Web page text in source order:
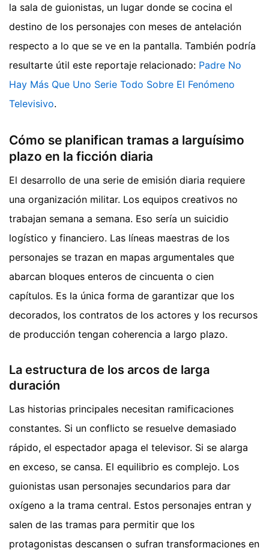
la sala de guionistas, un lugar donde se cocina el
destino de los personajes con meses de antelación
respecto a lo que se ve en la pantalla. También podría
resultarte útil este reportaje relacionado: Padre No
Hay Más Que Uno Serie Todo Sobre El Fenómeno
Televisivo.
Cómo se planifican tramas a larguísimo
plazo en la ficción diaria
El desarrollo de una serie de emisión diaria requiere
una organización militar. Los equipos creativos no
trabajan semana a semana. Eso sería un suicidio
logístico y financiero. Las líneas maestras de los
personajes se trazan en mapas argumentales que
abarcan bloques enteros de cincuenta o cien
capítulos. Es la única forma de garantizar que los
decorados, los contratos de los actores y los recursos
de producción tengan coherencia a largo plazo.
La estructura de los arcos de larga
duración
Las historias principales necesitan ramificaciones
constantes. Si un conflicto se resuelve demasiado
rápido, el espectador apaga el televisor. Si se alarga
en exceso, se cansa. El equilibrio es complejo. Los
guionistas usan personajes secundarios para dar
oxígeno a la trama central. Estos personajes entran y
salen de las tramas para permitir que los
protagonistas descansen o sufran transformaciones en